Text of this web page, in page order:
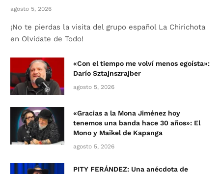
agosto 5, 2026
¡No te pierdas la visita del grupo español La Chirichota
en Olvidate de Todo!
«Con el tiempo me volví menos egoísta»:
Darío Sztajnszrajber
agosto 5, 2026
«Gracias a la Mona Jiménez hoy
tenemos una banda hace 30 años»: El
Mono y Maikel de Kapanga
agosto 5, 2026
PITY FERÁNDEZ: Una anécdota de